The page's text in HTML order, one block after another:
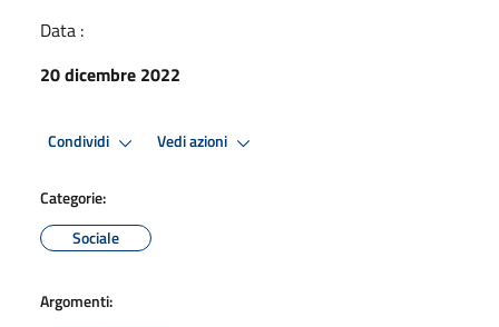
Data :
20 dicembre 2022
Condividi Vedi azioni
Categorie:
Sociale
Argomenti: